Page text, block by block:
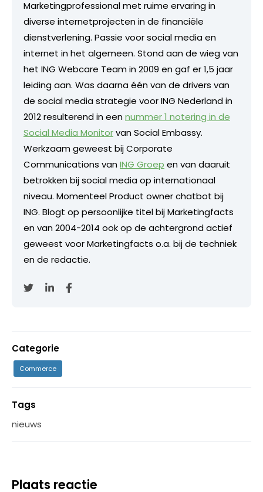
Marketingprofessional met ruime ervaring in
diverse internetprojecten in de financiële
dienstverlening. Passie voor social media en
internet in het algemeen. Stond aan de wieg van
het ING Webcare Team in 2009 en gaf er 1,5 jaar
leiding aan. Was daarna één van de drivers van
de social media strategie voor ING Nederland in
2012 resulterend in eennummer 1 notering in de
Social Media Monitorvan Social Embassy.
Werkzaam geweest bij Corporate
Communications vanING Groep en van daaruit
betrokken bij social media op internationaal
niveau. Momenteel Product owner chatbot bij
ING. Blogt op persoonlijke titel bij Marketingfacts
en van 2004-2014 ook op de achtergrond actief
geweest voor Marketingfacts o.a. bij de techniek
en de redactie.
Categorie
Commerce
Tags
nieuws
Plaats reactie